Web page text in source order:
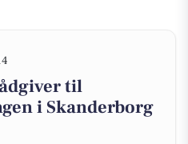
til
i Skanderborg